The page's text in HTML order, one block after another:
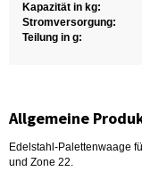
Kapazität in kg:
Stromversorgung:
Teilung in g:
Allgemeine
Edelstahl-Palettenwaage
und Zone 22.